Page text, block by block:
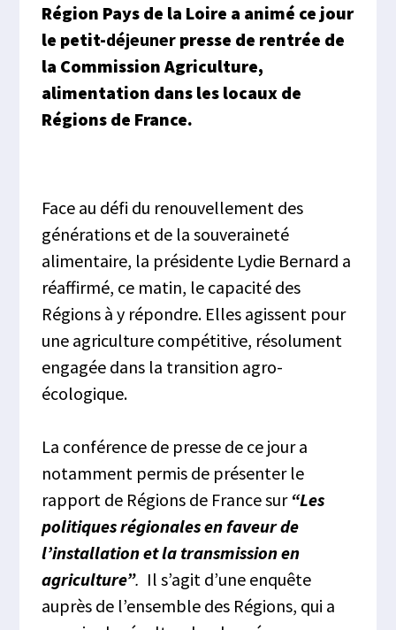
Région Pays de la Loire a animé ce jour
le petit-déjeuner presse de rentrée de
la Commission Agriculture,
alimentation dans les locaux de
Régions de France.
Face au défi du renouvellement des
générations et de la souveraineté
alimentaire, la présidente Lydie Bernard a
réaffirmé, ce matin, le capacité des
Régions à y répondre. Elles agissent pour
une agriculture compétitive, résolument
engagée dans la transition agro-
écologique.
La conférence de presse de ce jour a
notamment permis de présenter le
rapport de Régions de France sur “Les
politiques régionales en faveur de
l’installation et la transmission en
agriculture”. Il s’agit d’une enquête
auprès de l’ensemble des Régions, qui a